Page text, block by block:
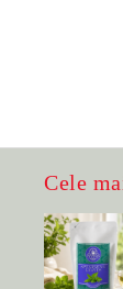
Cele